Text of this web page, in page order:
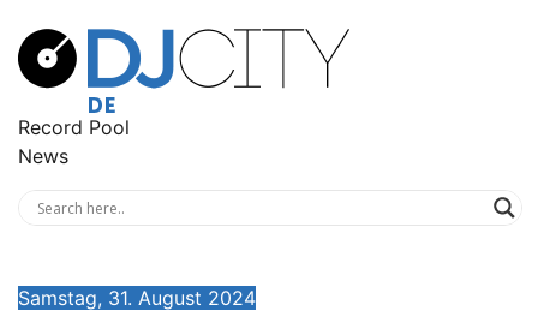
Record Pool
News
Samstag, 31. August 2024